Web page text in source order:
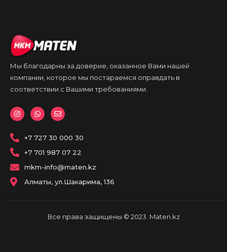
Мы благодарны за доверие, оказанное Вами нашей
компании, которое мы постараемся оправдать в
соответствии с Вашими требованиями.
I
n
s
a
g
r
a
m
W
h
a
s
p
E
n
v
p
+7 727 30 000 30
+7 701 987 07 22
mkm-info@maten.kz
Алматы, ул.Шакарима, 136
Все права защищены © 2023. Maten.kz